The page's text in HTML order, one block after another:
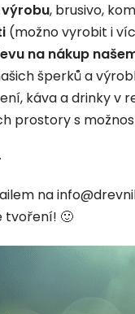
, brusivo,
(možno vyrobit i
na nákup
šperků a
káva a drinky v
prostory s
na
tvoření! 🙂